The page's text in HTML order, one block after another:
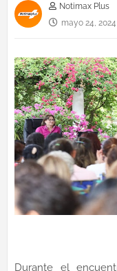
Notimax Plus
mayo 24, 2024
Durante el